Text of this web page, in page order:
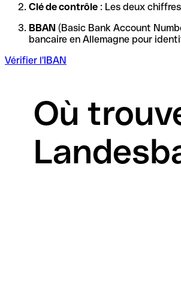
Clé de contrôle : Les deux
BBAN (Basic Bank Account
Vérifier l'IBAN
Où